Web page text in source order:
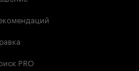
PRO